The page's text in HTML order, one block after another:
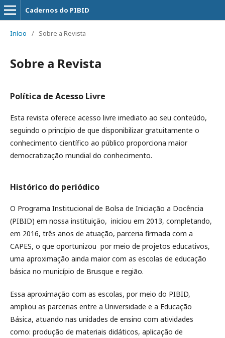
Cadernos do PIBID
Início / Sobre a Revista
Sobre a Revista
Política de Acesso Livre
Esta revista oferece acesso livre imediato ao seu conteúdo,
seguindo o princípio de que disponibilizar gratuitamente o
conhecimento científico ao público proporciona maior
democratização mundial do conhecimento.
Histórico do periódico
O Programa Institucional de Bolsa de Iniciação a Docência
(PIBID) em nossa instituição, iniciou em 2013, completando,
em 2016, três anos de atuação, parceria firmada com a
CAPES, o que oportunizou por meio de projetos educativos,
uma aproximação ainda maior com as escolas de educação
básica no município de Brusque e região.
Essa aproximação com as escolas, por meio do PIBID,
ampliou as parcerias entre a Universidade e a Educação
Básica, atuando nas unidades de ensino com atividades
como: produção de materiais didáticos, aplicação de